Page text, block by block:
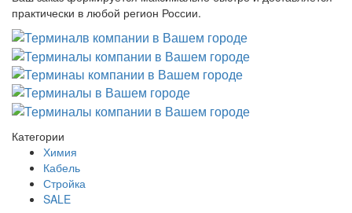
практически в любой регион России.
Категории
Химия
Кабель
Стройка
SALE